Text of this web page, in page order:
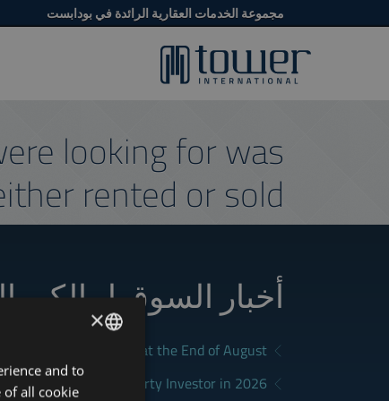
مجموعة الخدمات العقارية الرائدة في بودابست
looking for was
rented or sold.
أخبار السوق لمالكي
Rental in Budapest at the End of August
Fits Which Property Investor in 2026?
ENGLISH
HUNGARIAN
×
and to
of all cookie